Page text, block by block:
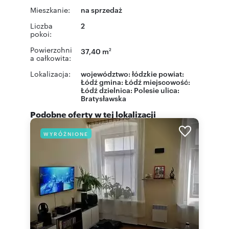
Mieszkanie: na sprzedaż
Liczba
pokoi:
2
Powierzchni
a całkowita:
37,40 m2
Lokalizacja: województwo: łódzkie powiat:
Łódźgmina: Łódź miejscowość:
Łódździelnica: Polesie ulica:
Bratysławska
Podobne oferty w tej lokalizacji
WYRÓŻNIONE